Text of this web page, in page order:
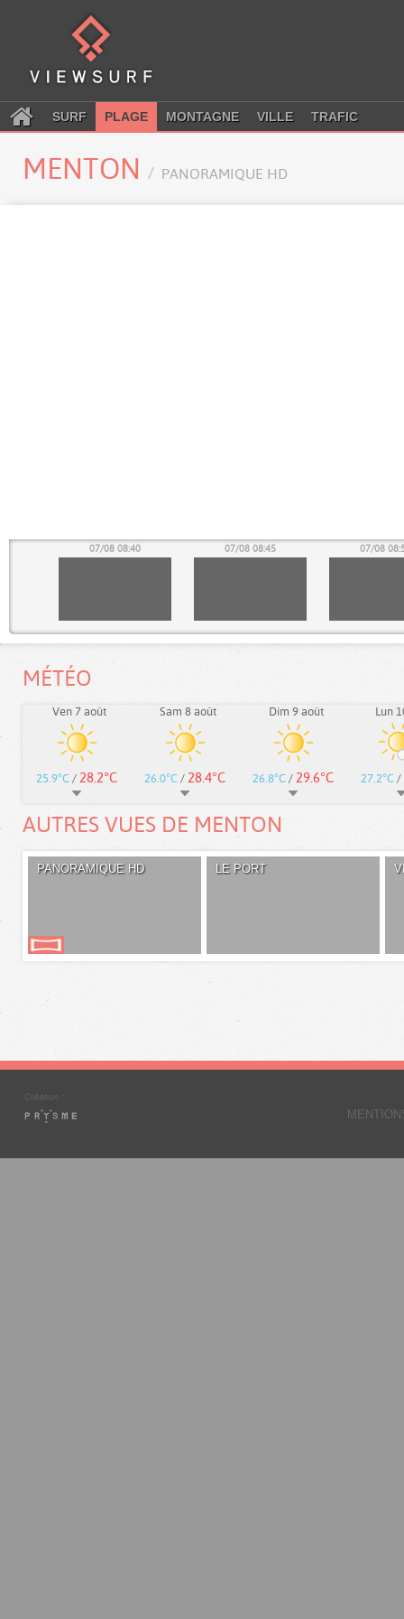
SURF PLAGE MONTAGNE VILLE TRAFIC
MENTON PANORAMIQUE HD
07/08 08:40 07/08 08:45 07/08
MÉTÉO
Ven 7 août
25.9°C / 28.2°C
Sam 8 août
26.0°C / 28.4°C
Dim 9 août
26.8°C / 29.6°C
Lun
27.2°C /
AUTRES VUES DE MENTON
PANORAMIQUE HD LE PORT